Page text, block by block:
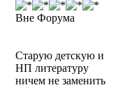
Вне Форума
Старую детскую и
НП литературу
ничем не заменить